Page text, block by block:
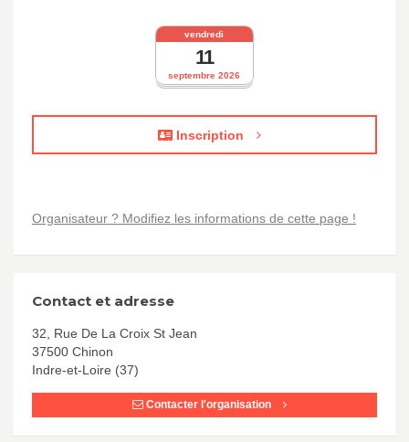
septembre 2026
vendredi
11
Inscription
Organisateur ? Modifiez les informations de cette page !
Contact et adresse
32, Rue De La Croix St Jean
37500 Chinon
Indre-et-Loire (37)
Contacter l'organisation